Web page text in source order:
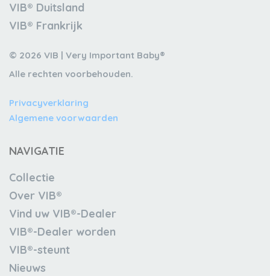
VIB® Duitsland
VIB® Frankrijk
© 2026 VIB | Very Important Baby®
Alle rechten voorbehouden.
Privacyverklaring
Algemene voorwaarden
NAVIGATIE
Collectie
Over VIB®
Vind uw VIB®-Dealer
VIB®-Dealer worden
VIB®-steunt
Nieuws